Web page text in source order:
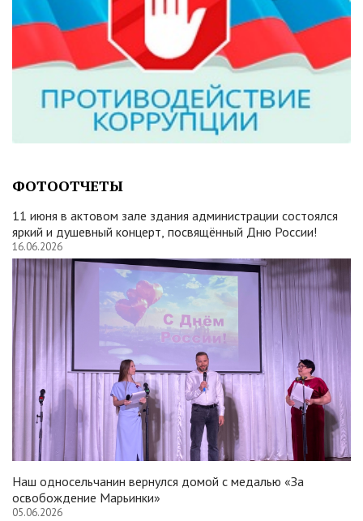
ФОТООТЧЕТЫ
11 июня в актовом зале здания администрации состоялся
яркий и душевный концерт, посвящённый Дню России!
16.06.2026
Наш односельчанин вернулся домой с медалью «За
освобождение Марьинки»
05.06.2026